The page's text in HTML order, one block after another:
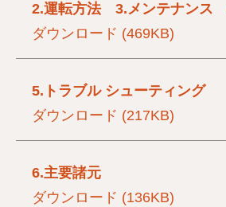
2.運転方法 3.メンテナンス
ダウンロード (469KB)
5.トラブル シューティング
ダウンロード (217KB)
6.主要諸元
ダウンロード (136KB)